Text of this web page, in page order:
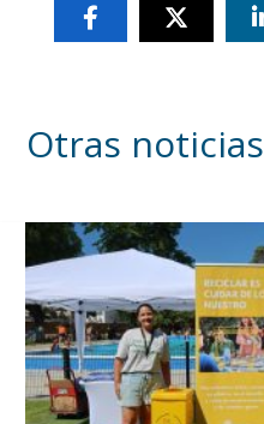
Otras noticias